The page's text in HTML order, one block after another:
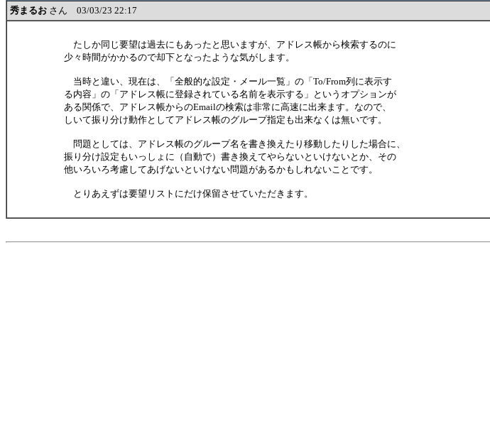
秀まるお さん 03/03/23 22:17
たしか同じ要望は過去にもあったと思いますが、アドレス帳から検索するのに
少々時間がかかるので却下となったような気がします。
当時と違い、現在は、「全般的な設定・メール一覧」の「To/From列に表示す
る内容」の「アドレス帳に登録されている名前を表示する」というオプションが
ある関係で、アドレス帳からのEmailの検索は非常に高速に出来ます。なので、
しいて振り分け動作としてアドレス帳のグループ指定も出来なくは無いです。
問題としては、アドレス帳のグループ名を書き換えたり移動したりした場合に、
振り分け設定もいっしょに（自動で）書き換えてやらないといけないとか、その
他いろいろ考慮してあげないといけない問題があるかもしれないことです。
とりあえずは要望リストにだけ保留させていただきます。